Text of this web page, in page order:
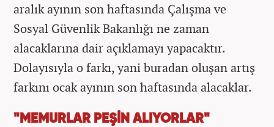
aralık ayının son haftasında Çalışma ve
Sosyal Güvenlik Bakanlığı ne zaman
alacaklarına dair açıklamayı yapacaktır.
Dolayısıyla o farkı, yani buradan oluşan artış
farkını ocak ayının son haftasında alacaklar.
"MEMURLAR PEŞİN ALIYORLAR"